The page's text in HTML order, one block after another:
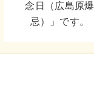
念日（広島原爆
忌）」です。